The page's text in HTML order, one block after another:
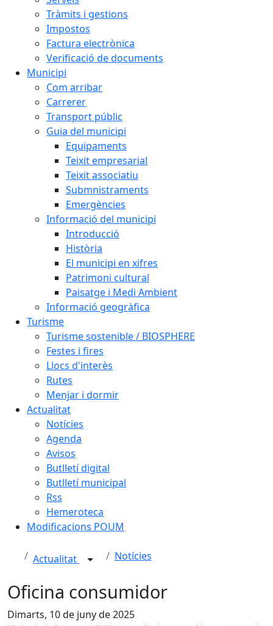
Tràmits i gestions
Impostos
Factura electrònica
Verificació de documents
Municipi
Com arribar
Carrerer
Transport públic
Guia del municipi
Equipaments
Teixit empresarial
Teixit associatiu
Submnistraments
Emergències
Informació del municipi
Introducció
Història
El municipi en xifres
Patrimoni cultural
Paisatge i Medi Ambient
Informació geogràfica
Turisme
Turisme sostenible / BIOSPHERE
Festes i fires
Llocs d'interès
Rutes
Menjar i dormir
Actualitat
Notícies
Agenda
Avisos
Butlletí digital
Butlletí municipal
Rss
Hemeroteca
Modificacions POUM
Actualitat Notícies
Oficina consumidor
Dimarts, 10 de juny de 2025